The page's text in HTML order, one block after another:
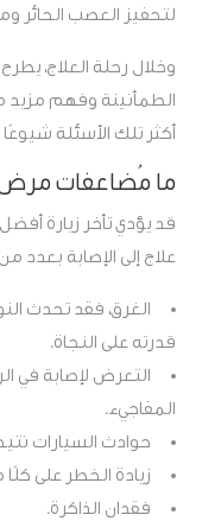
لتحفيز العصب الحائر
وخلال رحلة العلاج،
الطمأنينة وفهم مزيد
أكثر تلك الأسئلة شيوعًا
ما مُضاعفات
قد يؤدي تأخر زيارة
علاج إلى الإصابة بعدد
الغرق، فقد تحدث
قدرته على النجاة.
التعرض لإصابة في
المفاجيء.
حوادث السيارات
زيادة الخطر على
فقدان الذاكرة.